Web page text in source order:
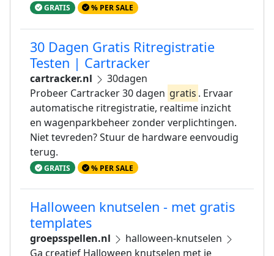
GRATIS % PER SALE
30 Dagen Gratis Ritregistratie
Testen | Cartracker
cartracker.nl
30dagen
Probeer Cartracker 30 dagen gratis . Ervaar
automatische ritregistratie, realtime inzicht
en wagenparkbeheer zonder verplichtingen.
Niet tevreden? Stuur de hardware eenvoudig
terug.
GRATIS % PER SALE
Halloween knutselen - met gratis
templates
groepsspellen.nl
halloween-knutselen
Ga creatief Halloween knutselen met je